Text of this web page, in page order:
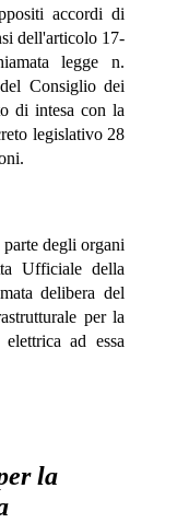
accordi di
dell'articolo 17-
legge n.
Consiglio dei
di intesa con la
legislativo 28
degli organi
Ufficiale della
delibera del
per la
ad essa
la